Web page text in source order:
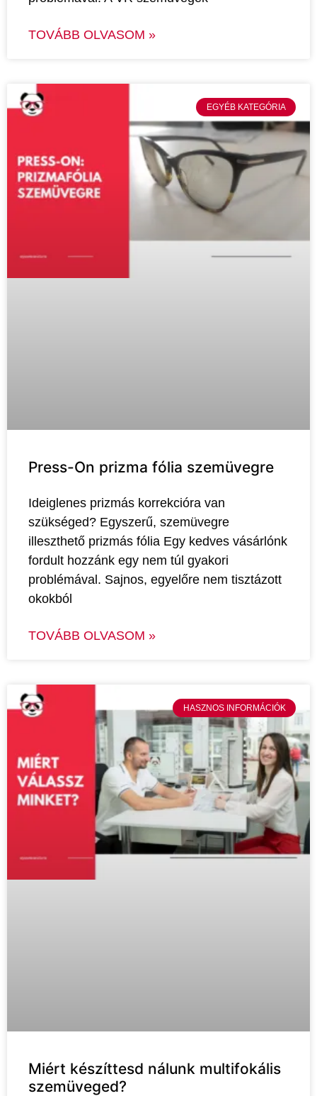
TOVÁBB OLVASOM »
EGYÉB KATEGÓRIA
Press-On prizma fólia szemüvegre
Ideiglenes prizmás korrekcióra van
szükséged? Egyszerű, szemüvegre
illeszthető prizmás fólia Egy kedves vásárlónk
fordult hozzánk egy nem túl gyakori
problémával. Sajnos, egyelőre nem tisztázott
okokból
TOVÁBB OLVASOM »
HASZNOS INFORMÁCIÓK
Miért készíttesd nálunk multifokális
szemüveged?